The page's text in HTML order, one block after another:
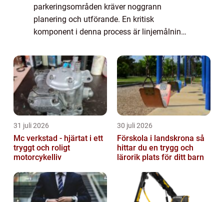
parkeringsområden kräver noggrann
planering och utförande. En kritisk
komponent i denna process är linjemålning
markera parker...
31 juli 2026
Mc verkstad - hjärtat i ett
tryggt och roligt
motorcykelliv
30 juli 2026
Förskola i landskrona så
hittar du en trygg och
lärorik plats för ditt barn